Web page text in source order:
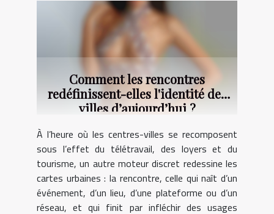
Comment les rencontres
redéfinissent-elles l'identité des
villes d’aujourd’hui ?
À l’heure où les centres-villes se recomposent
sous l’effet du télétravail, des loyers et du
tourisme, un autre moteur discret redessine les
cartes urbaines : la rencontre, celle qui naît d’un
événement, d’un lieu, d’une plateforme ou d’un
réseau, et qui finit par infléchir des usages